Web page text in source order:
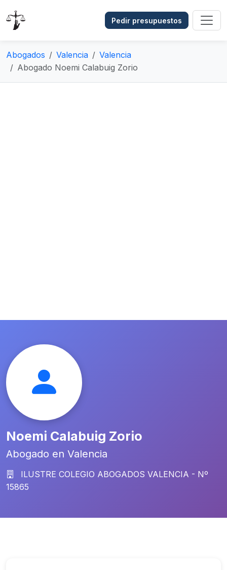
Pedir presupuestos
Abogados Valencia
Valencia
Abogado Noemi Calabuig Zorio
Noemi Calabuig Zorio
Abogado en Valencia
ILUSTRE COLEGIO ABOGADOS VALENCIA - Nº
15865